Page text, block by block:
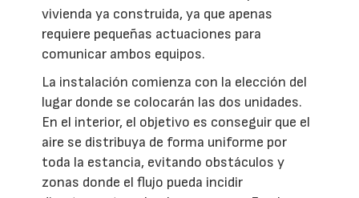
vivienda ya construida, ya que apenas
requiere pequeñas actuaciones para
comunicar ambos equipos.
La instalación comienza con la elección del
lugar donde se colocarán las dos unidades.
En el interior, el objetivo es conseguir que el
aire se distribuya de forma uniforme por
toda la estancia, evitando obstáculos y
zonas donde el flujo pueda incidir